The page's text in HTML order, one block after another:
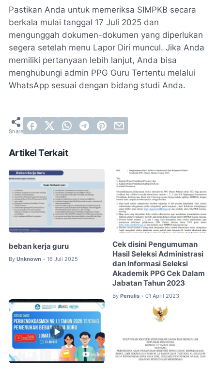
Pastikan Anda untuk memeriksa SIMPKB secara
berkala mulai tanggal 17 Juli 2025 dan
mengunggah dokumen-dokumen yang diperlukan
segera setelah menu Lapor Diri muncul. Jika Anda
memiliki pertanyaan lebih lanjut, Anda bisa
menghubungi admin PPG Guru Tertentu melalui
WhatsApp sesuai dengan bidang studi Anda.
Artikel Terkait
beban kerja guru
By Unknown • 16 Juli 2025
Cek disini Pengumuman
Hasil Seleksi Administrasi
dan Informasi Seleksi
Akademik PPG Cek Dalam
Jabatan Tahun 2023
By Penulis • 01 April 2023